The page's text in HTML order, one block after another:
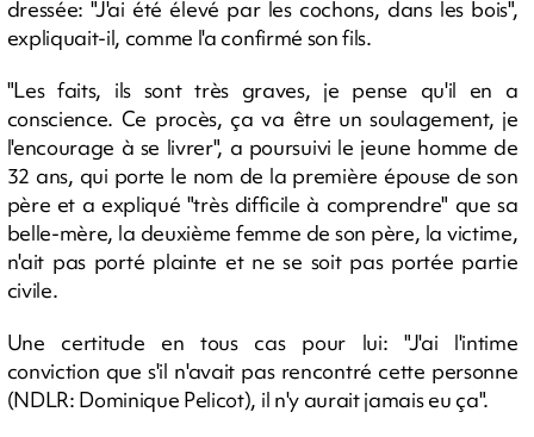
dressée: "J'ai été élevé par les cochons, dans les bois",
expliquait-il, comme l'a confirmé son fils.
"Les faits, ils sont très graves, je pense qu'il en a
conscience. Ce procès, ça va être un soulagement, je
l'encourage à se livrer", a poursuivi le jeune homme de
32 ans, qui porte le nom de la première épouse de son
père et a expliqué "très difficile à comprendre" que sa
belle-mère, la deuxième femme de son père, la victime,
n'ait pas porté plainte et ne se soit pas portée partie
civile.
Une certitude en tous cas pour lui: "J'ai l'intime
conviction que s'il n'avait pas rencontré cette personne
(NDLR: Dominique Pelicot), il n'y aurait jamais eu ça".